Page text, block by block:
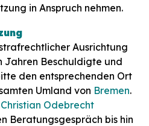
in Anspruch nehmen.
Ausrichtung
Jahren Beschuldigte und
den entsprechenden Ort
Umland von Bremen.
Odebrecht
Beratungsgespräch bis hin